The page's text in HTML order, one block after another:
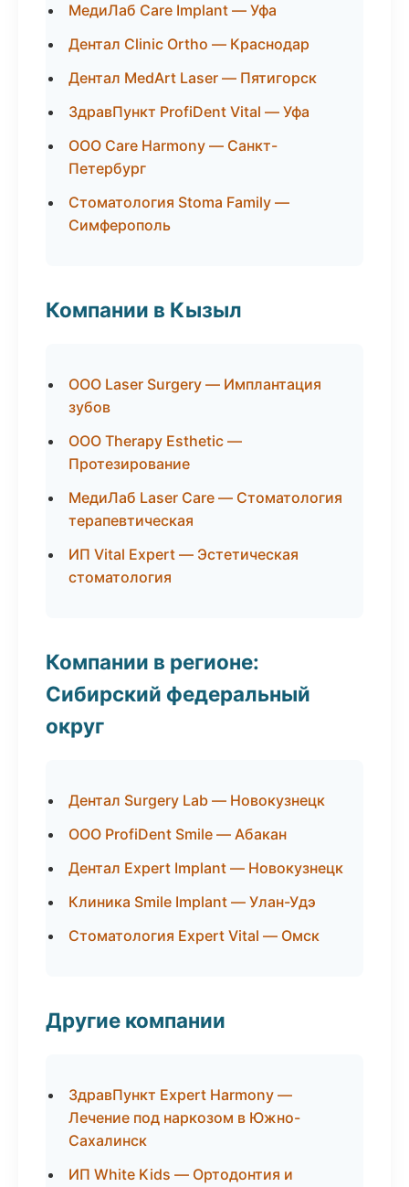
МедиЛаб Care Implant — Уфа
Дентал Clinic Ortho — Краснодар
Дентал MedArt Laser — Пятигорск
ЗдравПункт ProfiDent Vital — Уфа
ООО Care Harmony — Санкт-
Петербург
Стоматология Stoma Family —
Симферополь
Компании в Кызыл
ООО Laser Surgery — Имплантация
зубов
ООО Therapy Esthetic —
Протезирование
МедиЛаб Laser Care — Стоматология
терапевтическая
ИП Vital Expert — Эстетическая
стоматология
Компании в регионе:
Сибирский федеральный
округ
Дентал Surgery Lab — Новокузнецк
ООО ProfiDent Smile — Абакан
Дентал Expert Implant — Новокузнецк
Клиника Smile Implant — Улан-Удэ
Стоматология Expert Vital — Омск
Другие компании
ЗдравПункт Expert Harmony —
Лечение под наркозом в Южно-
Сахалинск
ИП White Kids — Ортодонтия и